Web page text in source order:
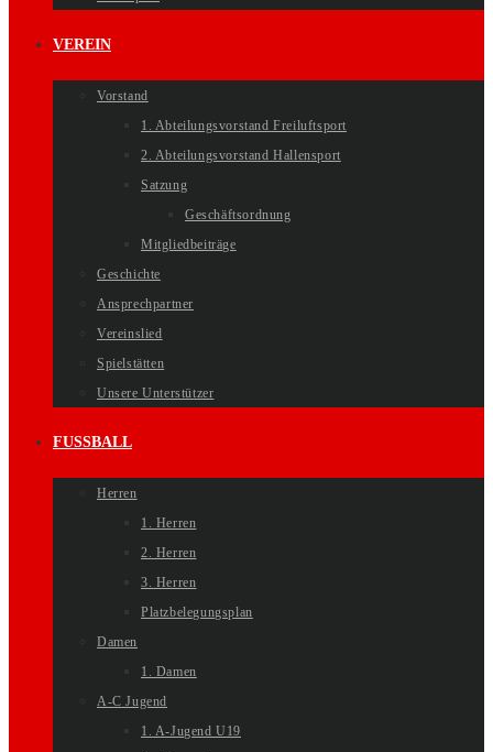
VEREIN
Vorstand
1. Abteilungsvorstand Freiluftsport
2. Abteilungsvorstand Hallensport
Satzung
Geschäftsordnung
Mitgliedbeiträge
Geschichte
Ansprechpartner
Vereinslied
Spielstätten
Unsere Unterstützer
FUSSBALL
Herren
1. Herren
2. Herren
3. Herren
Platzbelegungsplan
Damen
1. Damen
A-C Jugend
1. A-Jugend U19